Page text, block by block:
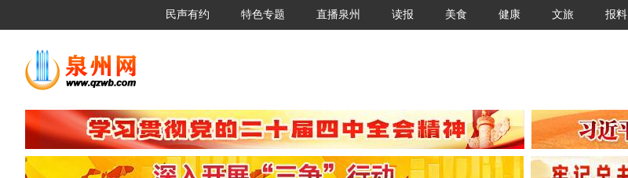
民声有约 特色专题 直播泉州 读报 美食 健康 文旅 报料